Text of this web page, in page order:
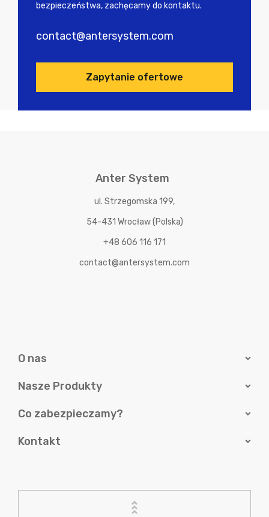
bezpieczeństwa, zachęcamy do kontaktu.
contact@antersystem.com
Zapytanie ofertowe
Anter System
ul. Strzegomska 199,
54-431 Wrocław (Polska)
+48 606 116 171
contact@antersystem.com
O nas
Nasze Produkty
Co zabezpieczamy?
Kontakt